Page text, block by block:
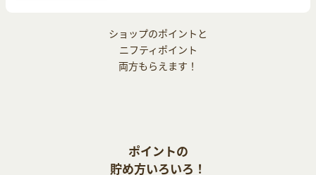
ショップのポイントと
ニフティポイント
両方もらえます！
ポイントの
貯め方いろいろ！